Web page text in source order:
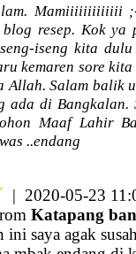
Mamiiiiiiiiiiiii
resep. Kok ya
iseng kita
kemaren sore
Allah. Salam balik
ada di Bangkalan.
Maaf Lahir
..endang
| 2020-05-23
Katapang
ini saya agak